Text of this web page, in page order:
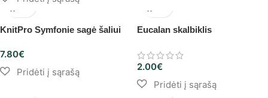
KnitPro Symfonie sagė šaliui
7.80€
Eucalan skalbiklis
2.00€